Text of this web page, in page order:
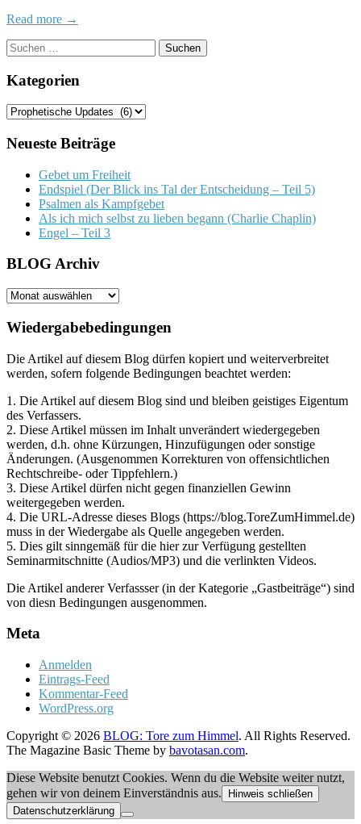
Read more →
Suchen
nach:
Kategorien
Kategorien
Neueste Beiträge
Gebet um Freiheit
Endspiel (Der Blick ins Tal der Entscheidung – Teil 5)
Psalmen als Kampfgebet
Als ich mich selbst zu lieben begann (Charlie Chaplin)
Engel – Teil 3
BLOG Archiv
BLOG
Wiedergabebedingungen
Die Artikel auf diesem Blog dürfen kopiert und weiterverbreitet
werden, sofern folgende Bedingungen beachtet werden:
1. Die Artikel auf diesem Blog sind und bleiben geistiges Eigentum
des Verfassers.
2. Diese Artikel müssen im Inhalt unverändert wiedergegeben
werden, d.h. ohne Kürzungen, Hinzufügungen oder sonstige
Änderungen. (Ausgenommen Korrekturen von offensichtlichen
Rechtschreibe- oder Tippfehlern.)
3. Diese Artikel dürfen nicht gegen finanziellen Gewinn
weitergegeben werden.
4. Die URL-Adresse dieses Blogs (https://blog.ToreZumHimmel.de)
muss in der Wiedergabe als Quelle angegeben werden.
5. Dies gilt sinngemäß für die hier zur Verfügung gestellten
Seminarmitschnitte (Audios/MP3) und die verlinkten Videos.
Die Artikel anderer Verfassser (in der Kategorie „Gastbeiträge“) sind
von diesn Bedingungen ausgenommen.
Meta
Anmelden
Eintrags-Feed
Kommentar-Feed
WordPress.org
Copyright © 2026 BLOG: Tore zum Himmel. All Rights Reserved.
The Magazine Basic Theme by bavotasan.com.
Diese Website benutzt Cookies. Wenn du die Website weiter nutzt,
gehen wir von deinem Einverständnis aus.
Hinweis schließen
Datenschutzerklärung